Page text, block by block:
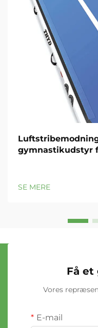
gymnastikudstyr
SE MERE
Få
Vores
E-mail